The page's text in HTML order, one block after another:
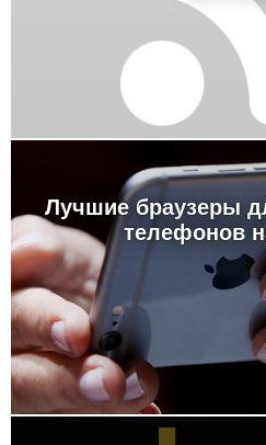
Лучшие браузеры
телефонов